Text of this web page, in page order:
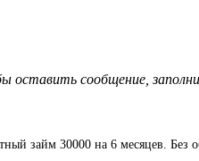
оставить сообщение,
займ 30000 на 6 месяцев. Без